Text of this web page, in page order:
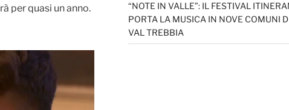
per quasi un anno.
“NOTE IN VALLE”: IL FESTIVAL
PORTA LA MUSICA IN NOVE COMUNI
VAL TREBBIA